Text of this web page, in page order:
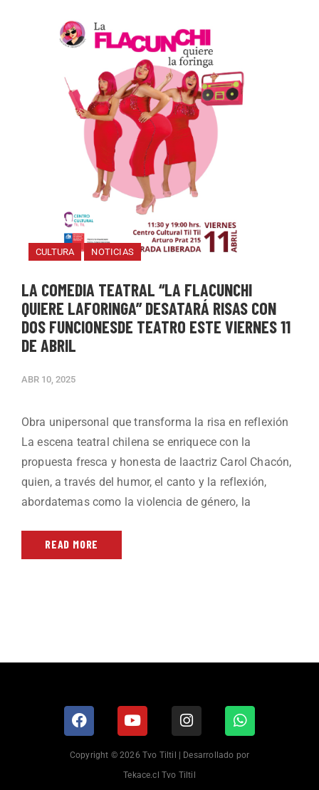
CULTURA NOTICIAS
LA COMEDIA TEATRAL “LA FLACUNCHI
QUIERE LAFORINGA” DESATARÁ RISAS CON
DOS FUNCIONESDE TEATRO ESTE VIERNES 11
DE ABRIL
ABR 10, 2025
Obra unipersonal que transforma la risa en reflexión
La escena teatral chilena se enriquece con la
propuesta fresca y honesta de laactriz Carol Chacón,
quien, a través del humor, el canto y la reflexión,
abordatemas como la violencia de género, la
READ MORE
Copyright © 2026 Tvo Tiltil | Desarrollado por
Tekace.cl Tvo Tiltil